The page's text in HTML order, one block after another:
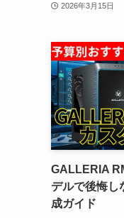
2026年3月15日
GALLERIA
デルで後悔し
成ガイド